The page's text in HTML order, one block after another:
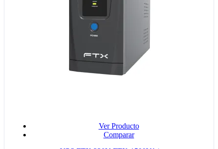
Ver Producto
Comparar